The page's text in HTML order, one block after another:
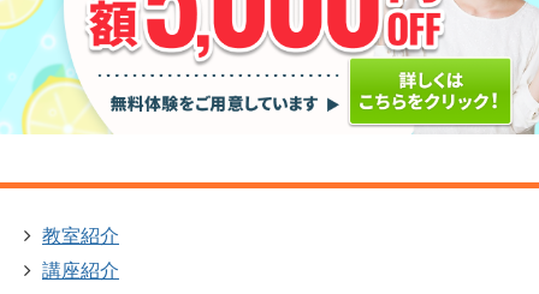
教室紹介
講座紹介